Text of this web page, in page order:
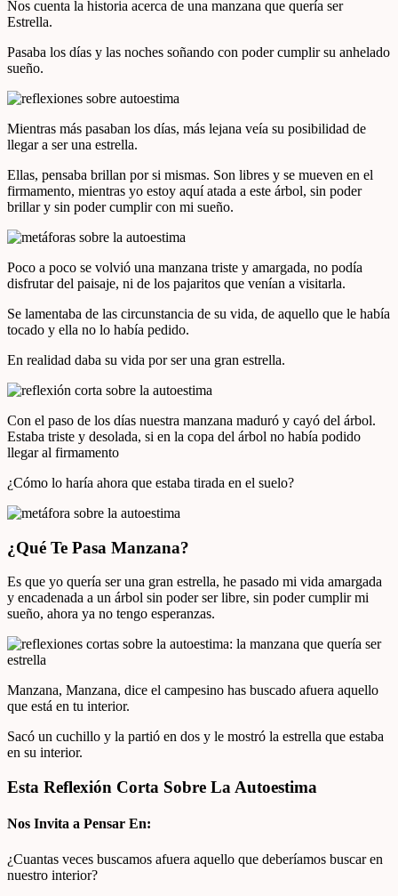
Nos cuenta la historia acerca de una manzana que quería ser
Estrella.
Pasaba los días y las noches soñando con poder cumplir su anhelado
sueño.
Mientras más pasaban los días, más lejana veía su posibilidad de
llegar a ser una estrella.
Ellas, pensaba brillan por si mismas. Son libres y se mueven en el
firmamento, mientras yo estoy aquí atada a este árbol, sin poder
brillar y sin poder cumplir con mi sueño.
Poco a poco se volvió una manzana triste y amargada, no podía
disfrutar del paisaje, ni de los pajaritos que venían a visitarla.
Se lamentaba de las circunstancia de su vida, de aquello que le había
tocado y ella no lo había pedido.
En realidad daba su vida por ser una gran estrella.
Con el paso de los días nuestra manzana maduró y cayó del árbol.
Estaba triste y desolada, si en la copa del árbol no había podido
llegar al firmamento
¿Cómo lo haría ahora que estaba tirada en el suelo?
¿Qué Te Pasa Manzana?
Es que yo quería ser una gran estrella, he pasado mi vida amargada
y encadenada a un árbol sin poder ser libre, sin poder cumplir mi
sueño, ahora ya no tengo esperanzas.
Manzana, Manzana, dice el campesino has buscado afuera aquello
que está en tu interior.
Sacó un cuchillo y la partió en dos y le mostró la estrella que estaba
en su interior.
Esta Reflexión Corta Sobre La Autoestima
Nos Invita a Pensar En:
¿Cuantas veces buscamos afuera aquello que deberíamos buscar en
nuestro interior?